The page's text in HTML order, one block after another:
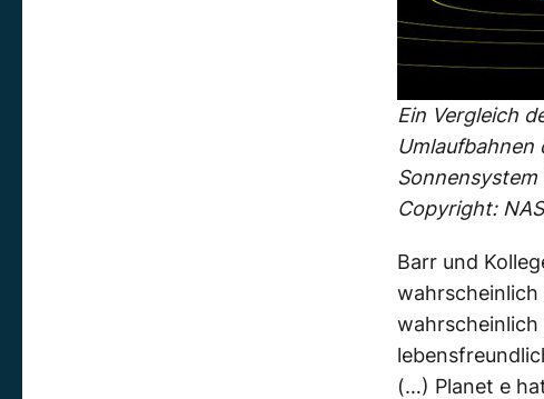
Ein Vergleich
Sonnensystem
Copyright:
Barr und
wahrscheinlich
(…) Planet e